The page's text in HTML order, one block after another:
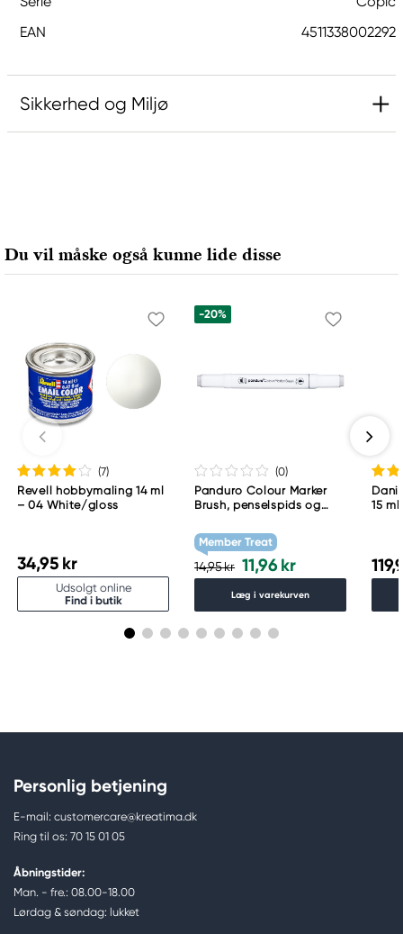
EAN
4511338002292
Sikkerhed og Miljø
65205 Wiesbaden, Germany
export@holtz-gmbh.de
Copic
Too Marker Products Inc.
Meguro Higashiyama Bldg., 1-4-4 Higashiyama,
Meguro-ku
www.toomarker.co.jp
Du vil måske også kunne lide disse
(7)
Revell hobbymaling 14 ml
– 04 White/gloss
34,95 kr
Udsolgt online
Find i butik
-20%
(0)
Panduro Colour Marker
Brush, penselspids og
grey 1 WG1
Member Treat
14,95 kr 11,96 kr
Læg i varekurven
15
Personlig betjening
E-mail: customercare@kreatima.dk
Ring til os: 70 15 01 05
Åbningstider:
Man. - fre.: 08.00-18.00
Lørdag & søndag: lukket